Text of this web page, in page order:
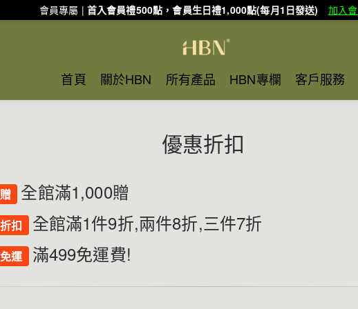
會員專屬 | 首入會員禮500點，會員生日禮1,000點(每月1日發送) 加入
首頁 關於HBN 所有產品 HBN專欄 客戶服務
優惠折扣
全館滿1,000贈
扣 全館滿1件9折,兩件8折,三件7折
運 滿499免運費!